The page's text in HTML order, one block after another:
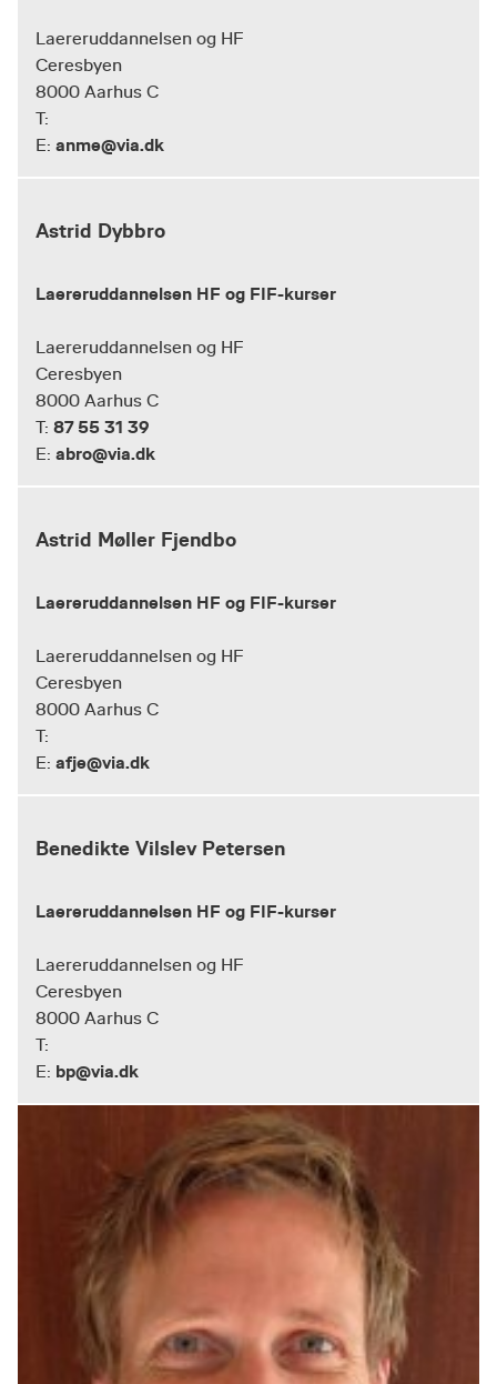
Laereruddannelsen og HF
Ceresbyen
8000 Aarhus C
T:
E: anme@via.dk
Astrid Dybbro
Laereruddannelsen HF og FIF-kurser
Laereruddannelsen og HF
Ceresbyen
8000 Aarhus C
T: 87 55 31 39
E: abro@via.dk
Astrid Møller Fjendbo
Laereruddannelsen HF og FIF-kurser
Laereruddannelsen og HF
Ceresbyen
8000 Aarhus C
T:
E: afje@via.dk
Benedikte Vilslev Petersen
Laereruddannelsen HF og FIF-kurser
Laereruddannelsen og HF
Ceresbyen
8000 Aarhus C
T:
E: bp@via.dk